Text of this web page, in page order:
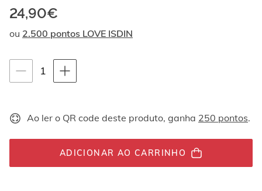
para
para
baixo,
são
um
um.
24,90€
ou 2.500 pontos LOVE ISDIN
Instruções de navegação por teclado
1 quantity-
selector.totalUnit
Ao ler o QR code deste produto, ganha 250 pontos.
ADICIONAR AO CARRINHO